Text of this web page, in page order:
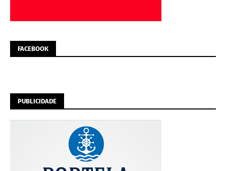
FACEBOOK
PUBLICIDADE